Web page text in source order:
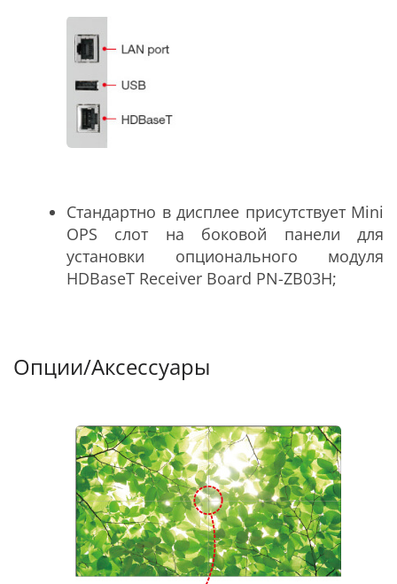
Стандартно в дисплее присутствует Mini
OPS слот на боковой панели для
установки опционального модуля
HDBaseT Receiver Board PN-ZB03H;
Опции/Аксессуары